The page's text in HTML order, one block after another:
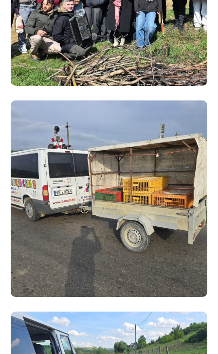
Zece zile de neuitat!
#CARITATE
#EDUCAȚIE
Ouă pentru Mâine – Al
treilea an
#CARITATE